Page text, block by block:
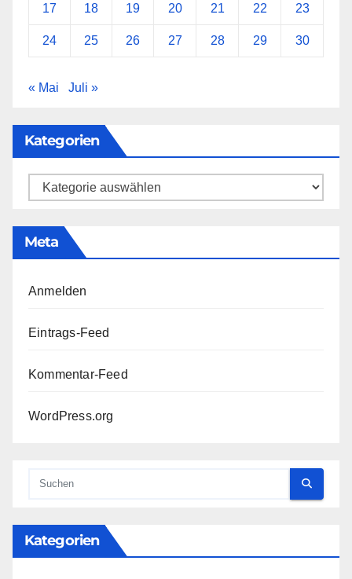
17 18 19 20 21 22 23
24 25 26 27 28 29 30
« Mai Juli »
Kategorien
Kategorien
Meta
Anmelden
Eintrags-Feed
Kommentar-Feed
WordPress.org
Kategorien